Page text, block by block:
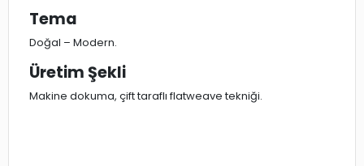
Tema
Doğal – Modern.
Üretim Şekli
Makine dokuma, çift taraflı flatweave tekniği.